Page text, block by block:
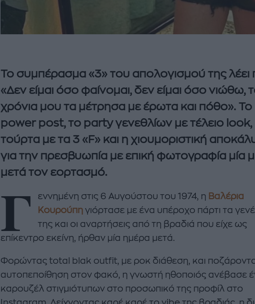
Το συμπέρασμα «3» του απολογισμού της λέει
«Δεν είμαι όσο φαίνομαι, δεν είμαι όσο νιώθω,
χρόνια μου τα μέτρησα με έρωτα και πόθο». Το
power post, το party γενεθλίων με τέλειο look,
τούρτα με τα 3 «F» και η χιουμοριστική
για την πρεσβυωπία με επική φωτογραφία μία
μετά τον εορτασμό.
Γ εννημένη στις 6 Αυγούστου του 1974, η Βαλέρια
Κουρούπη γιόρτασε με ένα υπέροχο πάρτι τα
της και οι αναρτήσεις από τη βραδιά που είχε ως
επίκεντρο εκείνη, ήρθαν μία ημέρα μετά.
Φορώντας total blak outfit, με ροκ διάθεση, και
αυτοπεποίθηση στον φακό, η γνωστή ηθοποιός ανέβασε
καρουζέλ στιγμιότυπων στο προσωπικό της προφίλ στο
Majenco's Point of View
ΣΑΜΑΝΘΑ ΑΠΟΣΤΟΛΟΠΟΥΛΟΥ
Η απόλυτη καλοκαιρινή
δροσερή σαλάτα με
καρπούζι, φέτα και φράουλες
που θα λατρέψετε
A STORY BY KORI
ΔΑΦΝΗ ΚΑΡΑΒΟΚΥΡΗ
Nτίνα Νικολάου: «Όταν
έπαθα την πρώτη κρίση
πανικού νόμιζα πως θα
πεθάνω»